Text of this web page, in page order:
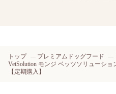
トップ プレミアムドッグフード
VetSolution モンジ ベッツソリューシ
【定期購入】